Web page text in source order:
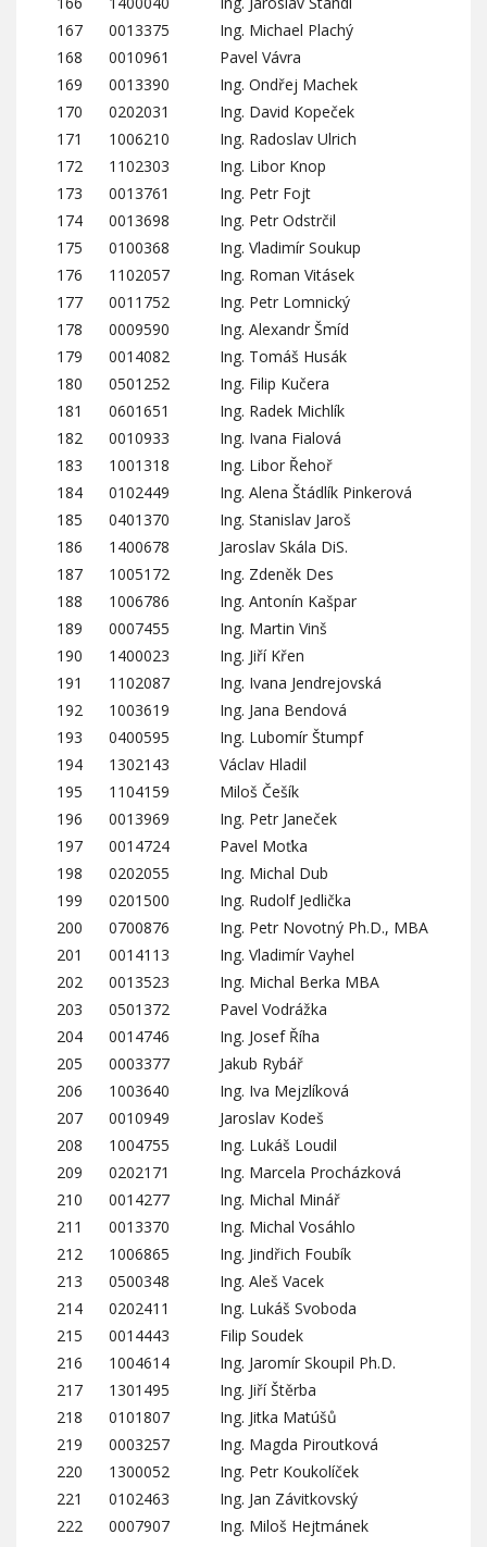
167
0013375
Ing. Michael Plachý
168
0010961
Pavel Vávra
169
0013390
Ing. Ondřej Machek
170
0202031
Ing. David Kopeček
171
1006210
Ing. Radoslav Ulrich
172
1102303
Ing. Libor Knop
173
0013761
Ing. Petr Fojt
174
0013698
Ing. Petr Odstrčil
175
0100368
Ing. Vladimír Soukup
176
1102057
Ing. Roman Vitásek
177
0011752
Ing. Petr Lomnický
178
0009590
Ing. Alexandr Šmíd
179
0014082
Ing. Tomáš Husák
180
0501252
Ing. Filip Kučera
181
0601651
Ing. Radek Michlík
182
0010933
Ing. Ivana Fialová
183
1001318
Ing. Libor Řehoř
184
0102449
Ing. Alena Štádlík Pinkerová
185
0401370
Ing. Stanislav Jaroš
186
1400678
Jaroslav Skála DiS.
187
1005172
Ing. Zdeněk Des
188
1006786
Ing. Antonín Kašpar
189
0007455
Ing. Martin Vinš
190
1400023
Ing. Jiří Křen
191
1102087
Ing. Ivana Jendrejovská
192
1003619
Ing. Jana Bendová
193
0400595
Ing. Lubomír Štumpf
194
1302143
Václav Hladil
195
1104159
Miloš Češík
196
0013969
Ing. Petr Janeček
197
0014724
Pavel Moťka
198
0202055
Ing. Michal Dub
199
0201500
Ing. Rudolf Jedlička
200
0700876
Ing. Petr Novotný Ph.D., MBA
201
0014113
Ing. Vladimír Vayhel
202
0013523
Ing. Michal Berka MBA
203
0501372
Pavel Vodrážka
204
0014746
Ing. Josef Říha
205
0003377
Jakub Rybář
206
1003640
Ing. Iva Mejzlíková
207
0010949
Jaroslav Kodeš
208
1004755
Ing. Lukáš Loudil
209
0202171
Ing. Marcela Procházková
210
0014277
Ing. Michal Minář
211
0013370
Ing. Michal Vosáhlo
212
1006865
Ing. Jindřich Foubík
213
0500348
Ing. Aleš Vacek
214
0202411
Ing. Lukáš Svoboda
215
0014443
Filip Soudek
216
1004614
Ing. Jaromír Skoupil Ph.D.
217
1301495
Ing. Jiří Štěrba
218
0101807
Ing. Jitka Matúšů
219
0003257
Ing. Magda Piroutková
220
1300052
Ing. Petr Koukolíček
221
0102463
Ing. Jan Závitkovský
222
0007907
Ing. Miloš Hejtmánek